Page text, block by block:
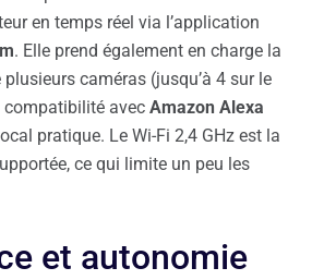
en temps réel via l’application
. Elle prend également en charge la
caméras (jusqu’à 4 sur le
compatibilité avec Amazon Alexa
pratique. Le Wi-Fi 2,4 GHz est la
ce qui limite un peu les
et autonomie